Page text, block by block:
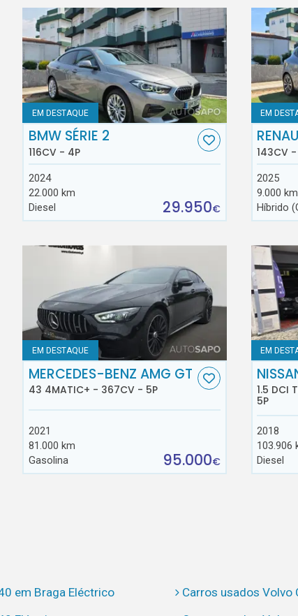
EM DESTAQUE
BMW SÉRIE 2
116CV - 4P
2024
22.000 km
Diesel
29.950€
EM
143CV -
2025
9.000 km
Híbrido
EM DESTAQUE
MERCEDES-BENZ AMG GT
43 4MATIC+ - 367CV - 5P
2021
81.000 km
Gasolina
95.000€
EM
1.5 DCI
5P
2018
103.906
Diesel
em Braga Eléctrico
Carros usados Volvo